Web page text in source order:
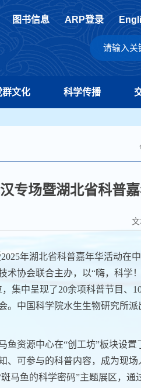
图书信息 ARP登录
群文化 科学传播
专场暨湖北省科普
年湖北省科普嘉年华活动在
术协会联合主办，以“嗨，科学
集中呈现了20余项科普节目、
中国科学院水生生物研究所派
资源中心在“创工坊”板块设
可参与的科普内容，成为现场
马鱼的科学密码”主题展区，通